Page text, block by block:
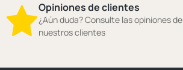
Opiniones de clientes
¿Aún duda? Consulte las opiniones de
nuestros clientes